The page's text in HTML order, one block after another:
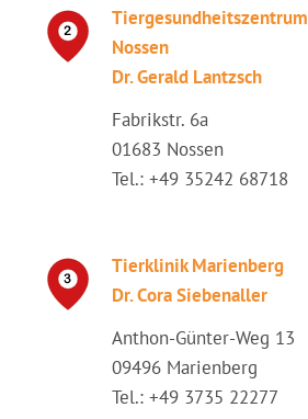
Tiergesundheitszentrum
Nossen
Dr. Gerald Lantzsch
Fabrikstr. 6a
01683 Nossen
Tel.: +49 35242 68718
Tierklinik Marienberg
Dr. Cora Siebenaller
Anthon-Günter-Weg 13
09496 Marienberg
Tel.: +49 3735 22277